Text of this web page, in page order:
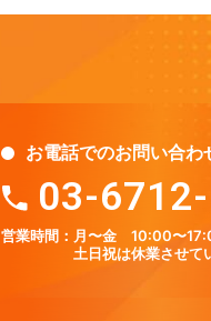
お電話でのお問い合わ
03-
営業時間： 月〜金 10:00〜
土日祝は休業させて